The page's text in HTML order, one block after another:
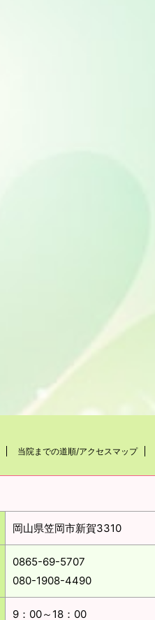
当院までの道順/アクセスマップ
岡山県笠岡市新賀3310
0865-69-5707
080-1908-4490
9：00～18：00